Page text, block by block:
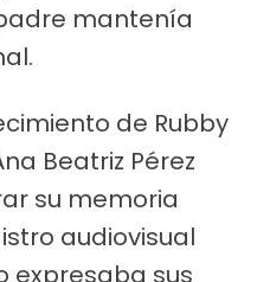
mantenía
de Rubby
Beatriz Pérez
su memoria
audiovisual
expresaba sus